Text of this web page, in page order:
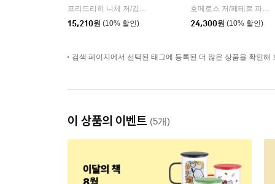
프리드리히 니체 저/김철 편역
15,210원 (10% 할인)
호메로스 저/페테르 파울 루벤스 그림/박문재 역
24,300원 (10% 할인)
검색 페이지에서 선택된 태그에 등록된 더 많은 상품을 확인해
이 상품의 이벤트 (5개)